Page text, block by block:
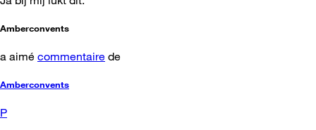
Amberconvents
a aimé commentaire de
Amberconvents
P